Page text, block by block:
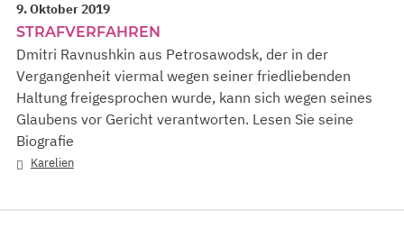
9. Oktober 2019
STRAFVERFAHREN
Dmitri Ravnushkin aus Petrosawodsk, der in der
Vergangenheit viermal wegen seiner friedliebenden
Haltung freigesprochen wurde, kann sich wegen seines
Glaubens vor Gericht verantworten. Lesen Sie seine
Biografie
Karelien